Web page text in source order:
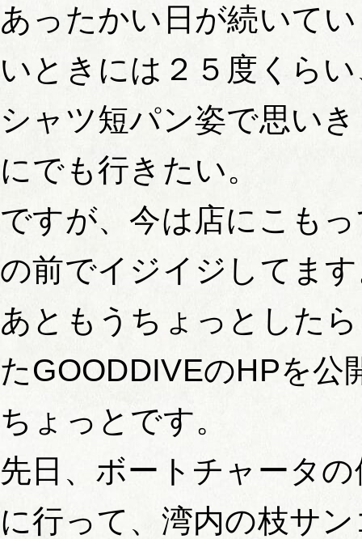
あったかい日が続いて
いときには２５度くら
シャツ短パン姿で思い
にでも行きたい。
ですが、今は店にこも
の前でイジイジしてま
あともうちょっとした
たGOODDIVEのHPを公
ちょっとです。
先日、ボートチャータ
に行って、湾内の枝サ